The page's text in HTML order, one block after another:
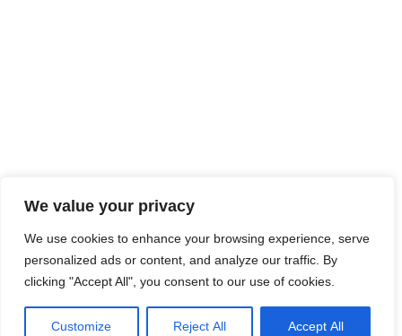
We value your privacy
We use cookies to enhance your browsing experience, serve
personalized ads or content, and analyze our traffic. By
clicking "Accept All", you consent to our use of cookies.
Customize Reject All Accept All